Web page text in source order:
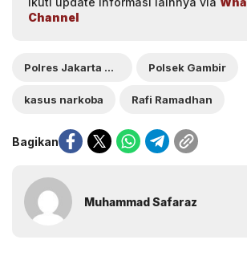
Channel
Polres Jakarta Pusat Polsek Gambir
kasus narkoba Rafi Ramadhan
Bagikan
Muhammad Safaraz